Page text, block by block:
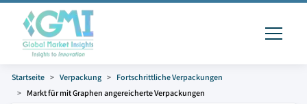
Startseite Verpackung
Fortschrittliche Verpackungen
Markt für mit Graphen angereicherte Verpackungen